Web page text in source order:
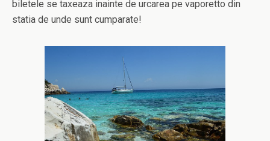
biletele se taxeaza inainte de urcarea pe vaporetto din
statia de unde sunt cumparate!